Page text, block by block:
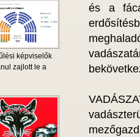
képviselők
zajlott le a
és a